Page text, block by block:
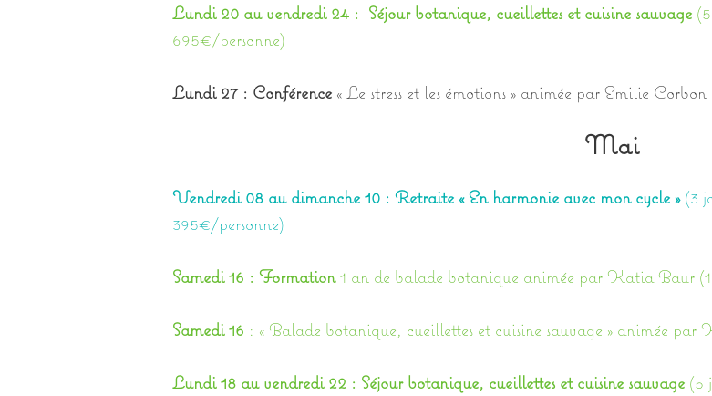
Lundi 20 au vendredi 24 : Séjour botanique, cueillettes et cuisine sauvage
695€/personne)
Lundi 27 : Conférence « Le stress et les émotions » animée par Emilie
Mai
Vendredi 08 au dimanche 10 : Retraite « En harmonie avec mon cycle » (3
395€/personne)
Samedi 16 : Formation1 an de balade botanique animée par Katia Baur
Samedi 16 : « Balade botanique, cueillettes et cuisine sauvage » animée
Lundi 18 au vendredi 22 : Séjour botanique, cueillettes et cuisine sauvage (5